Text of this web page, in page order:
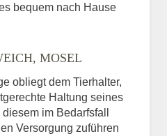
bequem nach Hause
MOSEL
obliegt dem Tierhalter,
Haltung seines
im Bedarfsfall
Versorgung zuführen